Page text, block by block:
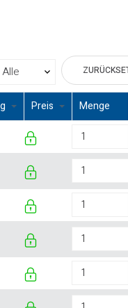
Preis Menge